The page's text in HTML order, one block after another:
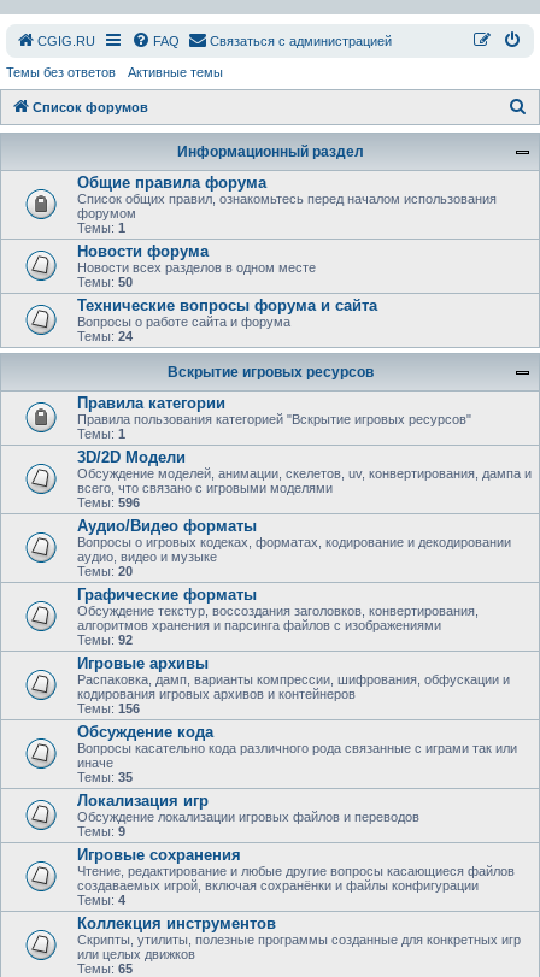
СGIG.RU FAQ Связаться с администрацией
Темы без ответов Активные темы
Список форумов
о
Информационный раздел
Общие правила форума
Список общих правил, ознакомьтесь перед началом использования
форумом
Темы: 1
Новости форума
Новости всех разделов в одном месте
Темы: 50
Технические вопросы форума и сайта
Вопросы о работе сайта и форума
Темы: 24
Вскрытие игровых ресурсов
Правила категории
Правила пользования категорией "Вскрытие игровых ресурсов"
Темы: 1
3D/2D Модели
Обсуждение моделей, анимации, скелетов, uv, конвертирования, дампа и
всего, что связано с игровыми моделями
Темы: 596
Аудио/Видео форматы
Вопросы о игровых кодеках, форматах, кодирование и декодировании
аудио, видео и музыке
Темы: 20
Графические форматы
Обсуждение текстур, воссоздания заголовков, конвертирования,
алгоритмов хранения и парсинга файлов с изображениями
Темы: 92
Игровые архивы
Распаковка, дамп, варианты компрессии, шифрования, обфускации и
кодирования игровых архивов и контейнеров
Темы: 156
Обсуждение кода
Вопросы касательно кода различного рода связанные с играми так или
иначе
Темы: 35
Локализация игр
Обсуждение локализации игровых файлов и переводов
Темы: 9
Игровые сохранения
Чтение, редактирование и любые другие вопросы касающиеся файлов
создаваемых игрой, включая сохранёнки и файлы конфигурации
Темы: 4
Коллекция инструментов
Скрипты, утилиты, полезные программы созданные для конкретных игр
или целых движков
Темы: 65